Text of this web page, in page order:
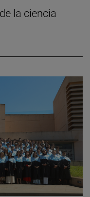
la ciencia